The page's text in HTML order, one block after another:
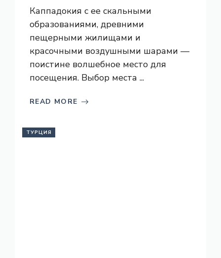
Каппадокия с ее скальными
образованиями, древними
пещерными жилищами и
красочными воздушными шарами —
поистине волшебное место для
посещения. Выбор места ...
READ MORE
ТУРЦИЯ